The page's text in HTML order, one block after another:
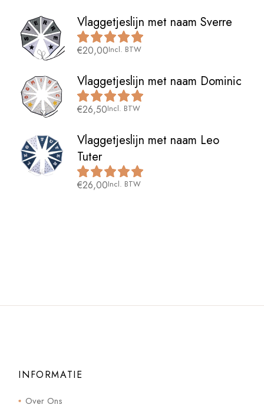
Vlaggetjeslijn met naam Sverre
€20,00Incl. BTW
Vlaggetjeslijn met naam Dominic
€26,50Incl. BTW
Vlaggetjeslijn met naam Leo
Tuter
€26,00Incl. BTW
INFORMATIE
Over Ons